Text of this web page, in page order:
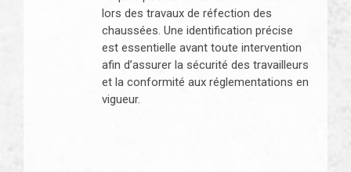
lors des travaux de réfection des
chaussées. Une identification précise
est essentielle avant toute intervention
afin d’assurer la sécurité des travailleurs
et la conformité aux réglementations en
vigueur.